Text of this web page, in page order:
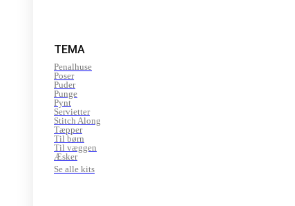
TEMA
Penalhuse
Poser
Puder
Punge
Pynt
Servietter
Stitch Along
Tæpper
Til børn
Til væggen
Æsker
Se alle kits